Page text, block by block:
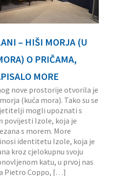
– HIŠI MORJA (U
O PRIČAMA,
MORE
nove prostorije otvorila je
(kuća mora). Tako su se
mogli upoznati s
povijesti Izole, koja je
s morem. More
identitetu Izole, koja je
kroz cjelokupnu svoju
katu, u prvoj nas
Pietro Coppo, […]